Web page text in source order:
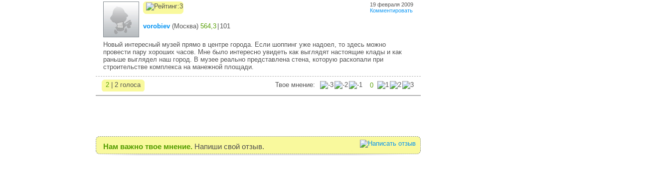
vorobiev (Москва) 564,3 101
19 февраля 2009
Комментировать
Новый интересный музей прямо в центре города. Если шоппинг уже надоел, то здесь можно
провести пару хороших часов. Мне было интересно увидеть как выглядят настоящие клады и как
раньше выглядел наш город. В музее реально представлена стена, которую раскопали при
строительстве комплекса на манежной площади.
2 | 2 голоса Твое мнение: 0
Нам важно твое мнение. Напиши свой отзыв.